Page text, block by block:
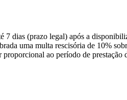
7 dias (prazo legal) após a
uma multa rescisória de 10%
ao período de prestação